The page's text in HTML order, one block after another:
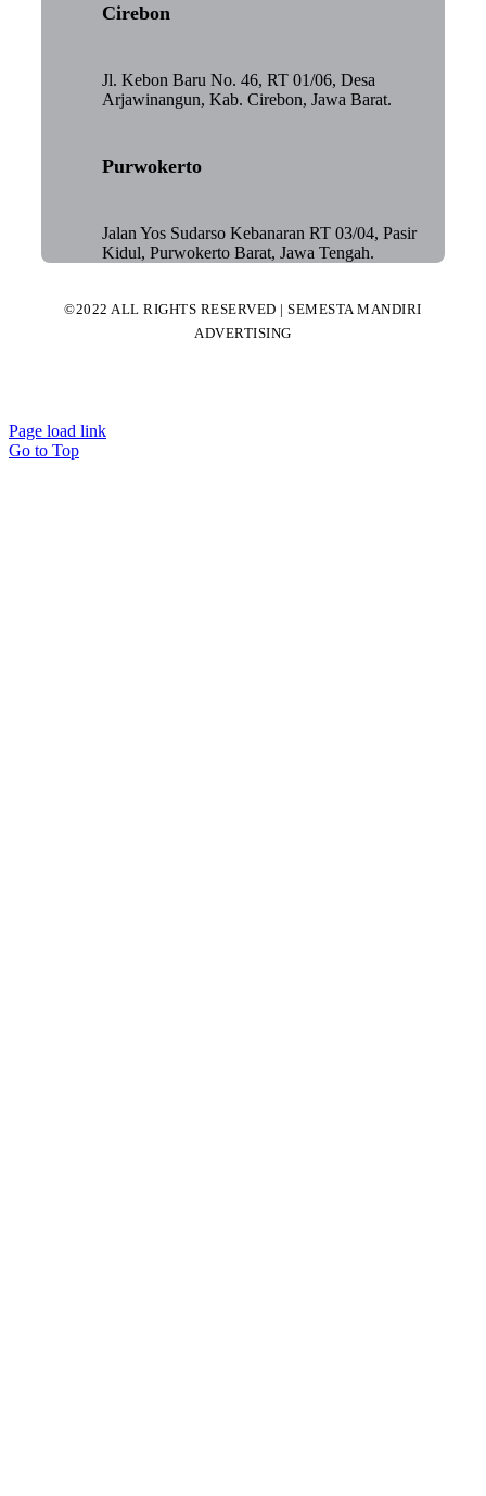
Cirebon
Jl. Kebon Baru No. 46, RT 01/06, Desa
Arjawinangun, Kab. Cirebon, Jawa Barat.
Purwokerto
Jalan Yos Sudarso Kebanaran RT 03/04, Pasir
Kidul, Purwokerto Barat, Jawa Tengah.
©2022 ALL RIGHTS RESERVED | SEMESTA MANDIRI
ADVERTISING
Page load link
Go to Top